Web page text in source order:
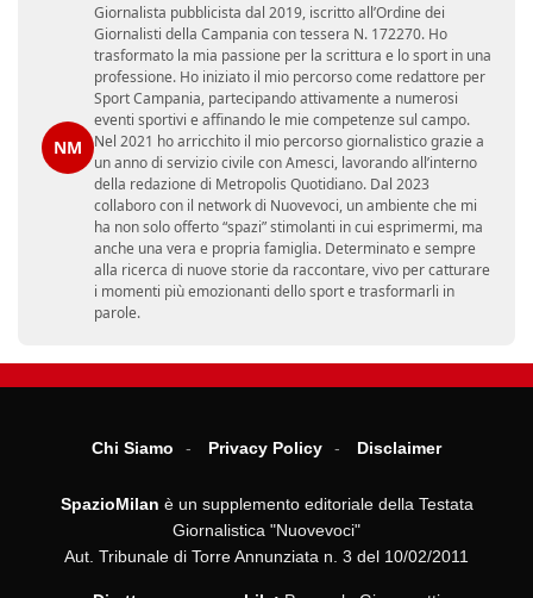
NM
Giornalista pubblicista dal 2019, iscritto all’Ordine dei
Giornalisti della Campania con tessera N. 172270. Ho
trasformato la mia passione per la scrittura e lo sport in una
professione. Ho iniziato il mio percorso come redattore per
Sport Campania, partecipando attivamente a numerosi
eventi sportivi e affinando le mie competenze sul campo.
Nel 2021 ho arricchito il mio percorso giornalistico grazie a
un anno di servizio civile con Amesci, lavorando all’interno
della redazione di Metropolis Quotidiano. Dal 2023
collaboro con il network di Nuovevoci, un ambiente che mi
ha non solo offerto “spazi” stimolanti in cui esprimermi, ma
anche una vera e propria famiglia. Determinato e sempre
alla ricerca di nuove storie da raccontare, vivo per catturare
i momenti più emozionanti dello sport e trasformarli in
parole.
Chi Siamo Privacy Policy Disclaimer
SpazioMilan è un supplemento editoriale della Testata
Giornalistica "Nuovevoci"
Aut. Tribunale di Torre Annunziata n. 3 del 10/02/2011